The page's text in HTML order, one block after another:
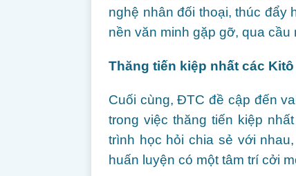
nghệ nhân đối thoại, thúc đẩy
nền văn minh gặp gỡ, qua
Thăng tiến kiệp nhất các
Cuối cùng, ĐTC đề cập đến
trong việc thăng tiến kiệp
trình học hỏi chia sẻ với
huấn luyện có một tâm trí cởi